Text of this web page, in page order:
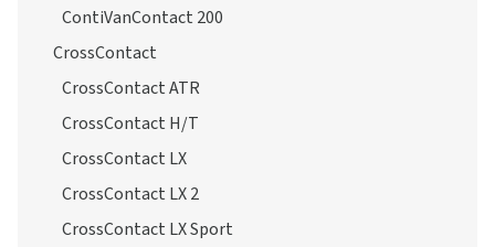
ContiVanContact 200
CrossContact
CrossContact ATR
CrossContact H/T
CrossContact LX
CrossContact LX 2
CrossContact LX Sport